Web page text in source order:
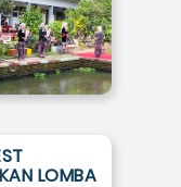
LOMBA